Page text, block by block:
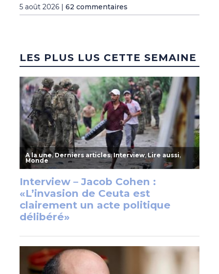
5 août 2026 | 62 commentaires
LES PLUS LUS CETTE SEMAINE